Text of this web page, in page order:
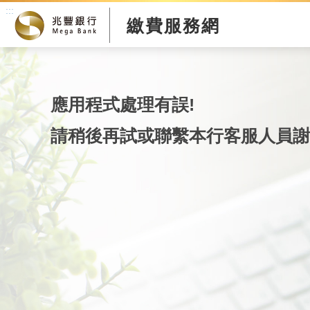
:::
繳費服務網
應用程式處理有誤!
請稍後再試或聯繫本行客服人員